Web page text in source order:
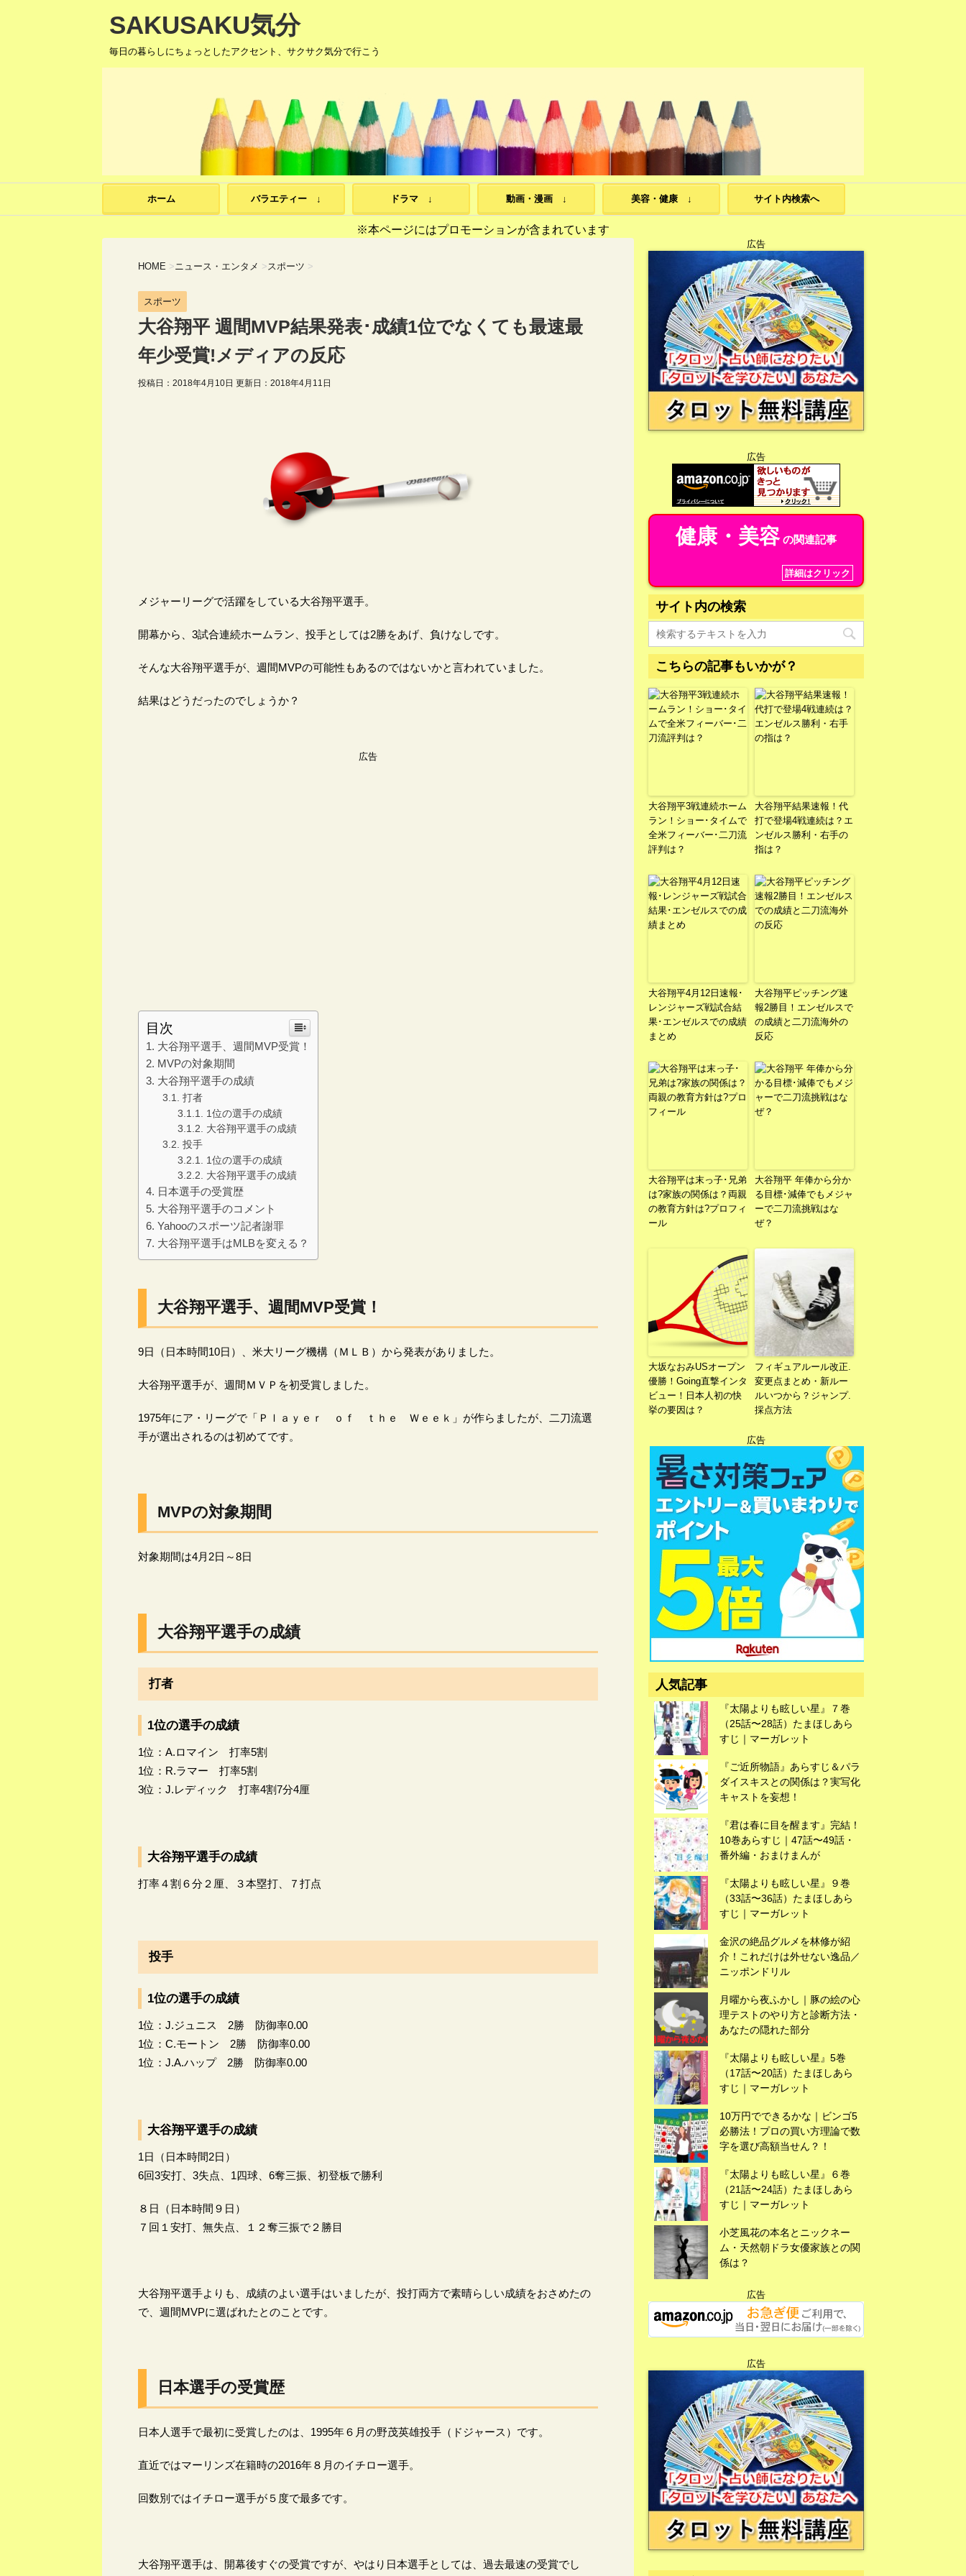
SAKUSAKU気分
毎日の暮らしにちょっとしたアクセント、サクサク気分で行こう
ホーム バラエティー ↓ ドラマ ↓ 動画・漫画 ↓ 美容・健康 ↓ サイト内検索へ
※本ページにはプロモーションが含まれています
HOME >ニュース・エンタメ >スポーツ >
スポーツ
大谷翔平 週間MVP結果発表･成績1位でなくても最速最
年少受賞!メディアの反応
投稿日：2018年4月10日 更新日： 2018年4月11日
メジャーリーグで活躍をしている大谷翔平選手。
開幕から、3試合連続ホームラン、投手としては2勝をあげ、負けなしです。
そんな大谷翔平選手が、週間MVPの可能性もあるのではないかと言われていました。
結果はどうだったのでしょうか？
広告
目次
大谷翔平選手、週間MVP受賞！
MVPの対象期間
大谷翔平選手の成績
打者
1位の選手の成績
大谷翔平選手の成績
投手
1位の選手の成績
大谷翔平選手の成績
日本選手の受賞歴
大谷翔平選手のコメント
Yahooのスポーツ記者謝罪
大谷翔平選手はMLBを変える？
大谷翔平選手、週間MVP受賞！
9日（日本時間10日）、米大リーグ機構（ＭＬＢ）から発表がありました。
大谷翔平選手が、週間ＭＶＰを初受賞しました。
1975年にア・リーグで「Ｐｌａｙｅｒ ｏｆ ｔｈｅ Ｗｅｅｋ」が作らましたが、二刀流選
手が選出されるのは初めてです。
MVPの対象期間
対象期間は4月2日～8日
大谷翔平選手の成績
打者
1位の選手の成績
1位：A.ロマイン 打率5割
1位：R.ラマー 打率5割
3位：J.レディック 打率4割7分4厘
大谷翔平選手の成績
打率４割６分２厘、３本塁打、７打点
投手
1位の選手の成績
1位：J.ジュニス 2勝 防御率0.00
1位：C.モートン 2勝 防御率0.00
1位：J.A.ハップ 2勝 防御率0.00
大谷翔平選手の成績
1日（日本時間2日）
6回3安打、3失点、1四球、6奪三振、初登板で勝利
８日（日本時間９日）
７回１安打、無失点、１２奪三振で２勝目
大谷翔平選手よりも、成績のよい選手はいましたが、投打両方で素晴らしい成績をおさめたの
で、週間MVPに選ばれたとのことです。
日本選手の受賞歴
日本人選手で最初に受賞したのは、1995年６月の野茂英雄投手（ドジャース）です。
直近ではマーリンズ在籍時の2016年８月のイチロー選手。
回数別ではイチロー選手が５度で最多です。
大谷翔平選手は、開幕後すぐの受賞ですが、やはり日本選手としては、過去最速の受賞でし
広告
広告
健康・美容の関連記事
詳細はクリック
サイト内の検索
こちらの記事もいかが？
大谷翔平3戦連続ホーム
ラン！ショー･タイムで
全米フィーバー･二刀流
評判は？
大谷翔平結果速報！代
打で登場4戦連続は？エ
ンゼルス勝利・右手の
指は？
大谷翔平4月12日速報･
レンジャーズ戦試合結
果･エンゼルスでの成績
まとめ
大谷翔平ピッチング速
報2勝目！エンゼルスで
の成績と二刀流海外の
反応
大谷翔平は末っ子･兄弟
は?家族の関係は？両親
の教育方針は?プロフィ
ール
大谷翔平 年俸から分か
る目標･減俸でもメジャ
ーで二刀流挑戦はな
ぜ？
大坂なおみUSオープン
優勝！Going直撃インタ
ビュー！日本人初の快
挙の要因は？
フィギュアルール改正.
変更点まとめ・新ルー
ルいつから？ジャンプ.
採点方法
広告
広告
広告
人気記事
『太陽よりも眩しい星』７巻
（25話〜28話）たまほしあら
すじ｜マーガレット
『ご近所物語』あらすじ＆パラ
ダイスキスとの関係は？実写化
キャストを妄想！
『君は春に目を醒ます』完結！
10巻あらすじ｜47話〜49話・
番外編・おまけまんが
『太陽よりも眩しい星』９巻
（33話〜36話）たまほしあら
すじ｜マーガレット
金沢の絶品グルメを林修が紹
介！これだけは外せない逸品／
ニッポンドリル
月曜から夜ふかし｜豚の絵の心
理テストのやり方と診断方法・
あなたの隠れた部分
『太陽よりも眩しい星』5巻
（17話〜20話）たまほしあら
すじ｜マーガレット
10万円でできるかな｜ビンゴ5
必勝法！プロの買い方理論で数
字を選び高額当せん？！
『太陽よりも眩しい星』６巻
（21話〜24話）たまほしあら
すじ｜マーガレット
小芝風花の本名とニックネー
ム・天然朝ドラ女優家族との関
係は？
広告
広告